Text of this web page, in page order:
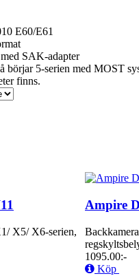
E60/E61
SAK-adapter
börjar 5-serien med MOST
finns.
X5/ X6-serien,
Ampire
1095.00:-
Köp